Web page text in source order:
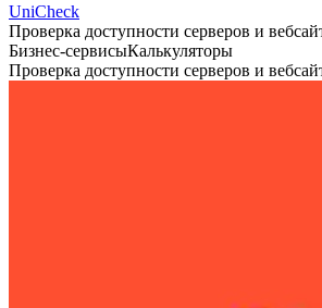
UniCheck
Проверка доступности серверов и
Бизнес-сервисыКалькуляторы
Проверка доступности серверов и